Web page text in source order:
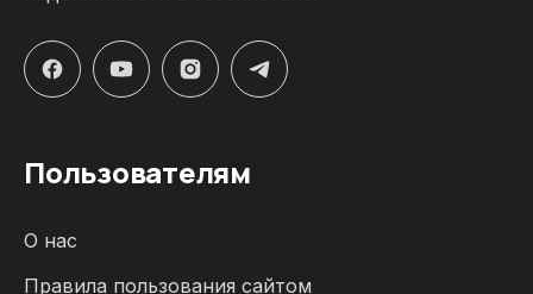
Пользователям
О нас
Правила пользования сайтом